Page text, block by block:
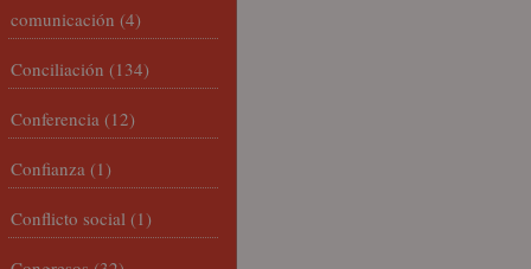
comunicación (4)
Conciliación (134)
Conferencia (12)
Confianza (1)
Conflicto social (1)